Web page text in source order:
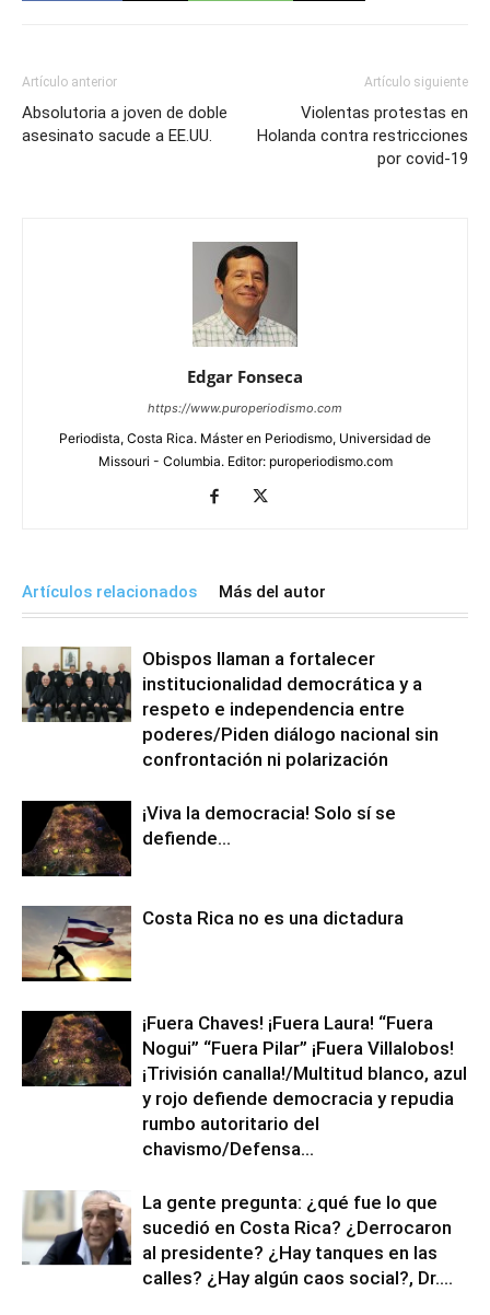
Artículo anterior
Absolutoria a joven de doble
asesinato sacude a EE.UU.
Artículo siguiente
Violentas protestas en
Holanda contra restricciones
por covid-19
Edgar Fonseca
https://www.puroperiodismo.com
Periodista, Costa Rica. Máster en Periodismo, Universidad de
Missouri - Columbia. Editor: puroperiodismo.com
Artículos relacionados Más del autor
Obispos llaman a fortalecer
institucionalidad democrática y a
respeto e independencia entre
poderes/Piden diálogo nacional sin
confrontación ni polarización
¡Viva la democracia! Solo sí se
defiende…
Costa Rica no es una dictadura
¡Fuera Chaves! ¡Fuera Laura! “Fuera
Nogui” “Fuera Pilar” ¡Fuera Villalobos!
¡Trivisión canalla!/Multitud blanco, azul
y rojo defiende democracia y repudia
rumbo autoritario del
chavismo/Defensa...
La gente pregunta: ¿qué fue lo que
sucedió en Costa Rica? ¿Derrocaron
al presidente? ¿Hay tanques en las
calles? ¿Hay algún caos social?, Dr....